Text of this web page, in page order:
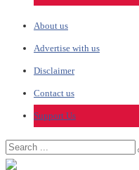
About us
Advertise with us
Disclaimer
Contact us
Support Us